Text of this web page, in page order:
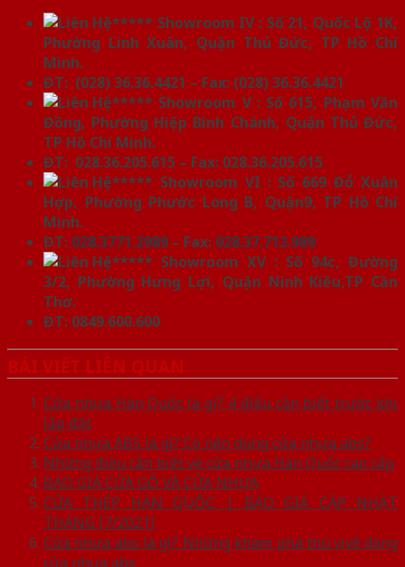
***** Showroom IV : Số 21, Quốc Lộ 1K,
Phường Linh Xuân, Quận Thủ Đức, TP Hồ Chí
Minh.
ĐT: (028) 36.36.4421 – Fax: (028) 36.36.4421
***** Showroom V : Số 615, Phạm Văn
Đồng, Phường Hiệp Bình Chánh, Quận Thủ Đức,
TP Hồ Chí Minh.
ĐT: 028.36.205.615 – Fax: 028.36.205.615
***** Showroom VI : Số 669 Đỗ Xuân
Hợp, Phường Phước Long B, Quận9, TP Hồ Chí
Minh.
ĐT: 028.3771.2989 – Fax: 028.37.712.989
***** Showroom XV : Số 94c, Đường
3/2, Phường Hưng Lợi, Quận Ninh Kiều,TP Cần
Thơ.
ĐT: 0849.600.600
BÀI VIẾT LIÊN QUAN
Cửa nhựa Hàn Quốc là gì? 4 điều cần biết trước khi
lắp đặt
Cửa nhựa ABS là gì? Có nên dùng cửa nhựa abs?
Những điều cần biết về cửa nhựa Hàn Quốc cao cấp
BÁO GIÁ CỬA GỖ VÀ CỬA NHỰA
CỬA THÉP HÀN QUỐC | BÁO GIÁ CẬP NHẬT
THÁNG [7/2021]
Cửa nhựa abs là gì? Những khám phá thú vị về dòng
cửa nhựa abs